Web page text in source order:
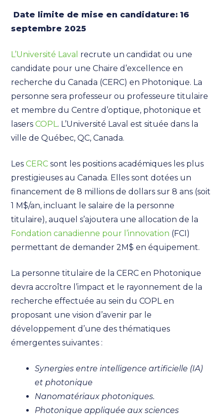
Date limite de mise en candidature: 16
septembre 2025
L’Université Laval recrute un candidat ou une
candidate pour une Chaire d’excellence en
recherche du Canada (CERC) en Photonique. La
personne sera professeur ou professeure titulaire
et membre du Centre d’optique, photonique et
lasersCOPL. L’Université Laval est située dans la
ville de Québec, QC, Canada.
LesCERC sont les positions académiques les plus
prestigieuses au Canada. Elles sont dotées un
financement de 8 millions de dollars sur 8 ans (soit
1 M$/an, incluant le salaire de la personne
titulaire), auquel s’ajoutera une allocation de la
Fondation canadienne pour l’innovation (FCI)
permettant de demander 2M$ en équipement.
La personne titulaire de la CERC en Photonique
devra accroître l’impact et le rayonnement de la
recherche effectuée au sein du COPL en
proposant une vision d’avenir par le
développement d’une des thématiques
émergentes suivantes :
Synergies entre intelligence artificielle (IA)
et photonique
Nanomatériaux photoniques.
Photonique appliquée aux sciences